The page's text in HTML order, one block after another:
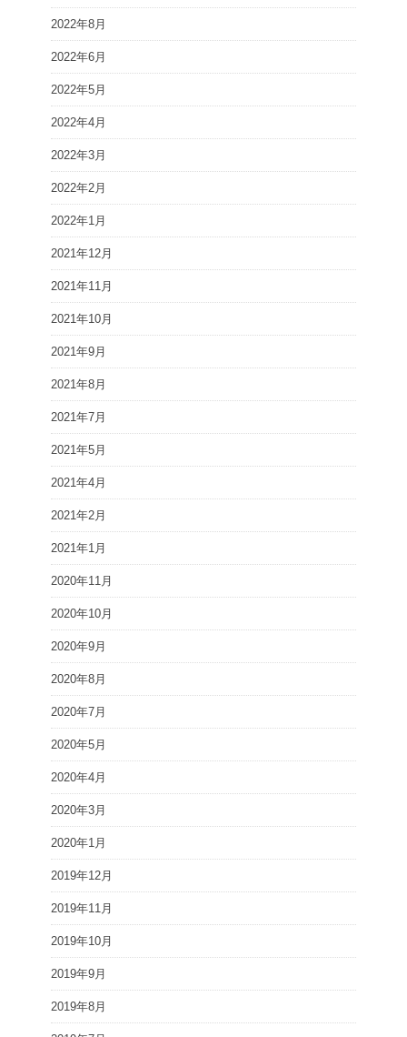
2022年8月
2022年6月
2022年5月
2022年4月
2022年3月
2022年2月
2022年1月
2021年12月
2021年11月
2021年10月
2021年9月
2021年8月
2021年7月
2021年5月
2021年4月
2021年2月
2021年1月
2020年11月
2020年10月
2020年9月
2020年8月
2020年7月
2020年5月
2020年4月
2020年3月
2020年1月
2019年12月
2019年11月
2019年10月
2019年9月
2019年8月